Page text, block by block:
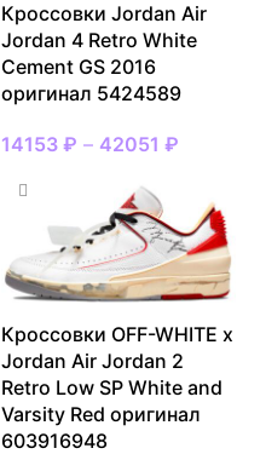
Кроссовки Jordan Air
Jordan 4 Retro White
Cement GS 2016
оригинал 5424589
14153 ₽ – 42051 ₽
Кроссовки OFF-WHITE x
Jordan Air Jordan 2
Retro Low SP White and
Varsity Red оригинал
603916948